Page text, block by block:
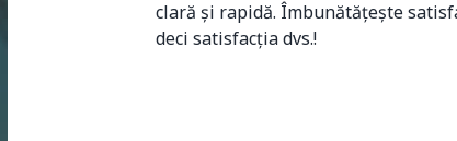
clară și rapidă. Îmbunătățește
deci satisfacția dvs.!